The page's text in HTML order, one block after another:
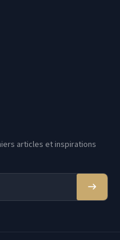
articles et inspirations